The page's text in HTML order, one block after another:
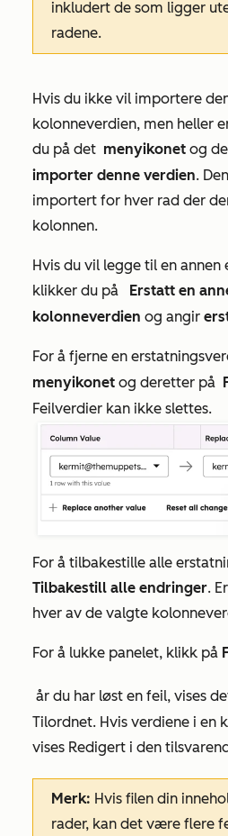
inkludert de som ligger
radene.
Hvis du ikke vil importere
kolonneverdien, men heller
du på det menyikonet og
importer denne verdien.
importert for hver rad der
kolonnen.
Hvis du vil legge til en
klikker du på
Erstatt en
kolonneverdien og angir
For å fjerne en
menyikonet og deretter på
Feilverdier kan ikke slettes.
For å tilbakestille alle
Tilbakestill alle endringer.
hver av de valgte
For å lukke panelet, klikk på
år du har løst en feil, vises
Tilordnet. Hvis verdiene i en
vises Redigert i den
Merk: Hvis filen din
rader, kan det være flere